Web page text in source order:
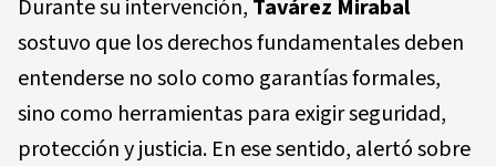
Durante su intervención, Tavárez Mirabal
sostuvo que los derechos fundamentales deben
entenderse no solo como garantías formales,
sino como herramientas para exigir seguridad,
protección y justicia. En ese sentido, alertó sobre